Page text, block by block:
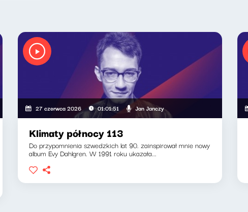
27 czerwca 2026 01:01:51 Jan Janczy
Klimaty północy 113
Do przypomnienia szwedzkich lat 90. zainspirował mnie nowy
album Evy Dahlgren. W 1991 roku ukazała...